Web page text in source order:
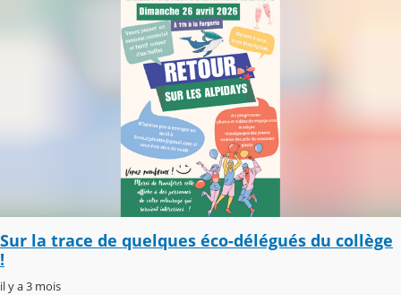
Sur la trace de quelques éco-délégués du collège
!
il y a 3 mois